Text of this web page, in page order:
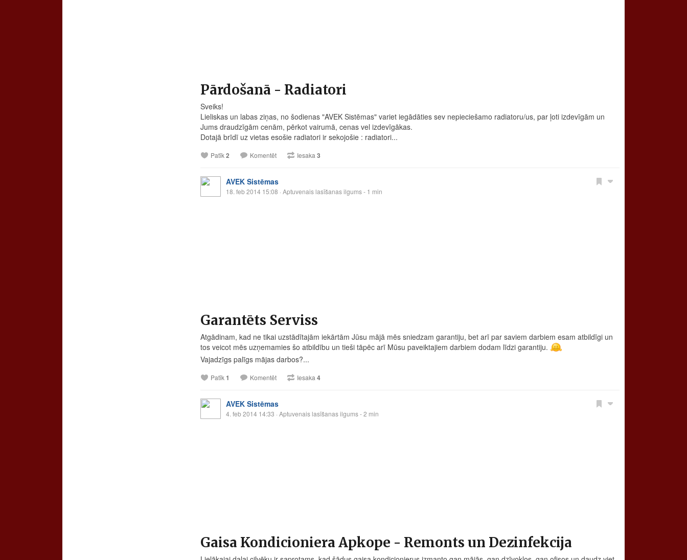
Pārdošanā - Radiatori
Sveiks!
Lieliskas un labas ziņas, no šodienas "AVEK Sistēmas" variet iegādāties sev nepieciešamo radiatoru/us, par ļoti izdevīgām un
Jums draudzīgām cenām, pērkot vairumā, cenas vel izdevīgākas.
Dotajā brīdī uz vietas esošie radiatori ir sekojošie : radiatori...
Patīk2 Komentēt Iesaka 3
AVEK Sistēmas
18. feb 2014 15:08 · Aptuvenais lasīšanas ilgums - 1 min
Garantēts Serviss
Atgādinam, kad ne tikai uzstādītajām iekārtām Jūsu mājā mēs sniedzam garantiju, bet arī par saviem darbiem esam atbildīgi un
tos veicot mēs uzņemamies šo atbildību un tieši tāpēc arī Mūsu paveiktajiem darbiem dodam līdzi garantiju.
Vajadzīgs palīgs mājas darbos?...
Patīk1 Komentēt Iesaka 4
AVEK Sistēmas
4. feb 2014 14:33 · Aptuvenais lasīšanas ilgums - 2 min
Gaisa Kondicioniera Apkope - Remonts un Dezinfekcija